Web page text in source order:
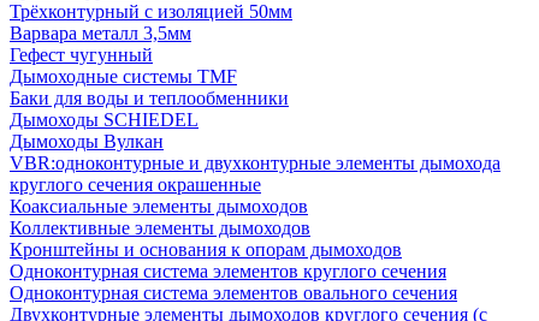
Трёхконтурный с изоляцией 50мм
Варвара металл 3,5мм
Гефест чугунный
Дымоходные системы TMF
Баки для воды и теплообменники
Дымоходы SCHIEDEL
Дымоходы Вулкан
VBR:одноконтурные и двухконтурные элементы дымохода
круглого сечения окрашенные
Коаксиальные элементы дымоходов
Коллективные элементы дымоходов
Кронштейны и основания к опорам дымоходов
Одноконтурная система элементов круглого сечения
Одноконтурная система элементов овального сечения
Двухконтурные элементы дымоходов круглого сечения (с